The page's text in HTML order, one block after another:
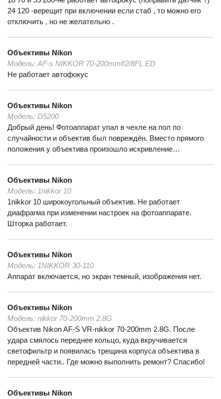
24 120 -верещит при включении если стаб , то можно его
отключить , но не желательно .
Объективы Nikon
Модель: AF-s NIKKOR 70-200mmf/2/8FL ED
Не работает автофокус
Объективы Nikon
Модель: D5200
Добрый день! Фотоаппарат упал в чехле на пол по
случайности и объектив был повреждён. Вместо прямого
положения у объектива произошло искривление…
Объективы Nikon
Модель: 1nikkor 10
1nikkor 10 широкоугольный объектив. Не работает
диафрагма при изменении настроек на фотоаппарате.
Шторка работает.
Объективы Nikon
Модель: 1NIKKOR 30-110
Аппарат включается, но экран темный, изображения нет.
Объективы Nikon
Модель: nikkor 70-200mm 2.8G
Объектив Nikon AF-S VR-nikkor 70-200mm 2.8G. После
удара смялось переднее кольцо, куда вкручивается
светофильтр и появилась трещина корпуса объектива в
передней части.. Где можно выполнить ремонт? Спасибо!
Объективы Nikon